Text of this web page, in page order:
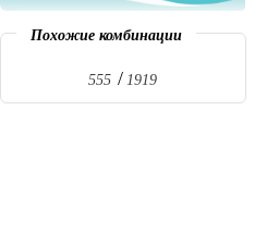
Похожие комбинации
555 1919